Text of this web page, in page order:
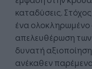
καταδύσεις.
ένα ολοκληρωμένο
απελευθέρωση των
δυνατή
ανέκαθεν